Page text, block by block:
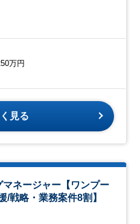
万円
見る
ネージャー【ワンプー
/戦略・業務案件8割】